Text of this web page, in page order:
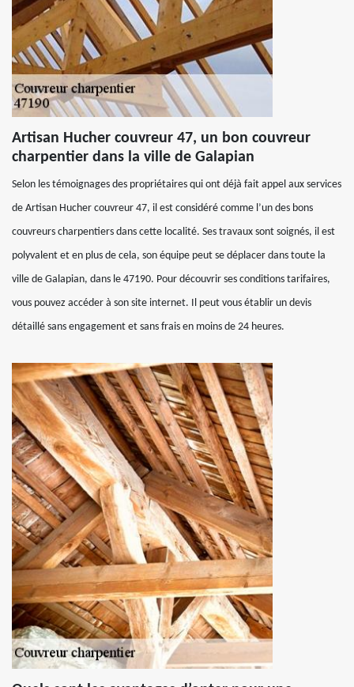
Artisan Hucher couvreur 47, un bon couvreur
charpentier dans la ville de Galapian
Selon les témoignages des propriétaires qui ont déjà fait appel aux services
de Artisan Hucher couvreur 47, il est considéré comme l’un des bons
couvreurs charpentiers dans cette localité. Ses travaux sont soignés, il est
polyvalent et en plus de cela, son équipe peut se déplacer dans toute la
ville de Galapian, dans le 47190. Pour découvrir ses conditions tarifaires,
vous pouvez accéder à son site internet. Il peut vous établir un devis
détaillé sans engagement et sans frais en moins de 24 heures.